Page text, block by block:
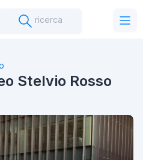
ricerca
Stelvio Rosso